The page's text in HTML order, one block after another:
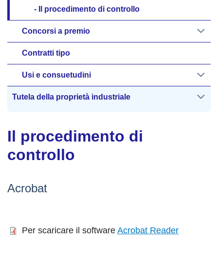
Il procedimento di
controllo
Acrobat
Per scaricare il software Acrobat Reader
Il procedimento di controllo
Concorsi a premio
Contratti tipo
Usi e consuetudini
Tutela della proprietà industriale